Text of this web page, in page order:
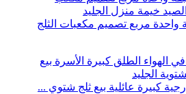
مربع تصميم مكعبات الثلج
كبيرة عائلية بيع ثلج شتوي ...